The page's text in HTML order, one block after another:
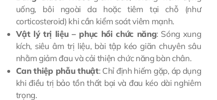
uống, bôi ngoài da hoặc tiêm tại chỗ (như
corticosteroid) khi cần kiểm soát viêm mạnh.
Vật lý trị liệu – phục hồi chức năng: Sóng xung
kích, siêu âm trị liệu, bài tập kéo giãn chuyên sâu
nhằm giảm đau và cải thiện chức năng bàn chân.
Can thiệp phẫu thuật: Chỉ định hiếm gặp, áp dụng
khi điều trị bảo tồn thất bại và đau kéo dài nghiêm
trọng.